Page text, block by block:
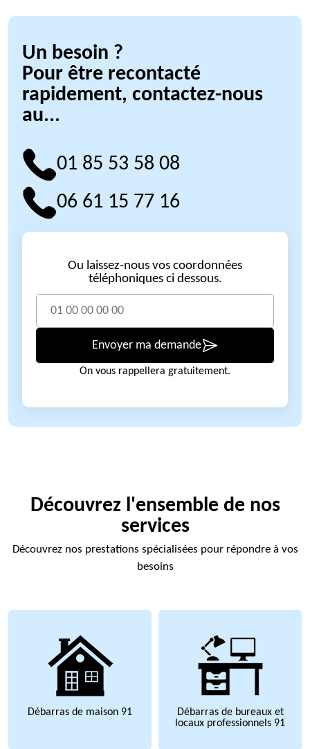
Un besoin ?
Pour être recontacté
rapidement, contactez-nous
au...
01 85 53 58 08
06 61 15 77 16
Ou laissez-nous vos coordonnées
téléphoniques ci dessous.
Envoyer ma demande
On vous rappellera gratuitement.
Découvrez l'ensemble de nos
services
Découvrez nos prestations spécialisées pour répondre à vos
besoins
Débarras de maison 91
Débarras de bureaux et
locaux professionnels 91